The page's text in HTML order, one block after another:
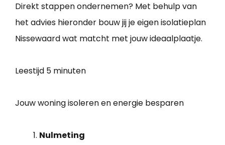
Direkt stappen ondernemen? Met behulp van
het advies hieronder bouw jij je eigen isolatieplan
Nissewaard wat matcht met jouw ideaalplaatje.
Leestijd 5 minuten
Jouw woning isoleren en energie besparen
Nulmeting